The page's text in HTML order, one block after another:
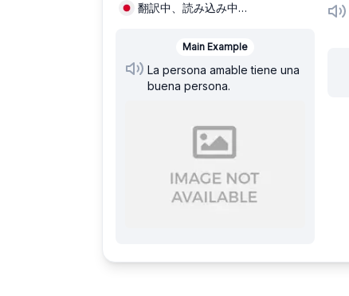
翻訳中、読み込み中…
Main Example
La persona amable tiene una
buena persona.